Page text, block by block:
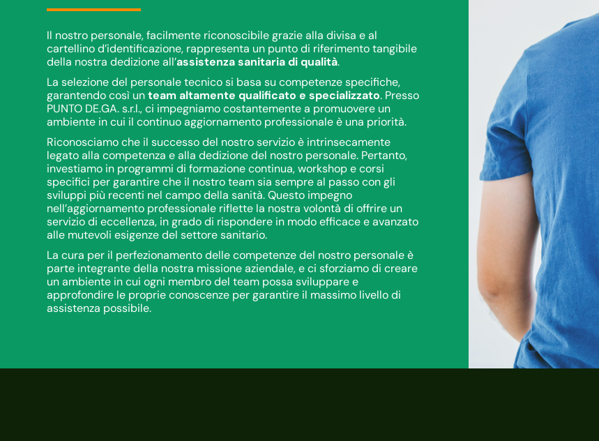
Il nostro personale, facilmente riconoscibile grazie alla divisa e al
cartellino d’identificazione, rappresenta un punto di riferimento tangibile
della nostra dedizione all’assistenza sanitaria di qualità.
La selezione del personale tecnico si basa su competenze specifiche,
garantendo così unteam altamente qualificato e specializzato. Presso
PUNTO DE.GA. s.r.l., ci impegniamo costantemente a promuovere un
ambiente in cui il continuo aggiornamento professionale è una priorità.
Riconosciamo che il successo del nostro servizio è intrinsecamente
legato alla competenza e alla dedizione del nostro personale. Pertanto,
investiamo in programmi di formazione continua, workshop e corsi
specifici per garantire che il nostro team sia sempre al passo con gli
sviluppi più recenti nel campo della sanità. Questo impegno
nell’aggiornamento professionale riflette la nostra volontà di offrire un
servizio di eccellenza, in grado di rispondere in modo efficace e avanzato
alle mutevoli esigenze del settore sanitario.
La cura per il perfezionamento delle competenze del nostro personale è
parte integrante della nostra missione aziendale, e ci sforziamo di creare
un ambiente in cui ogni membro del team possa sviluppare e
approfondire le proprie conoscenze per garantire il massimo livello di
assistenza possibile.